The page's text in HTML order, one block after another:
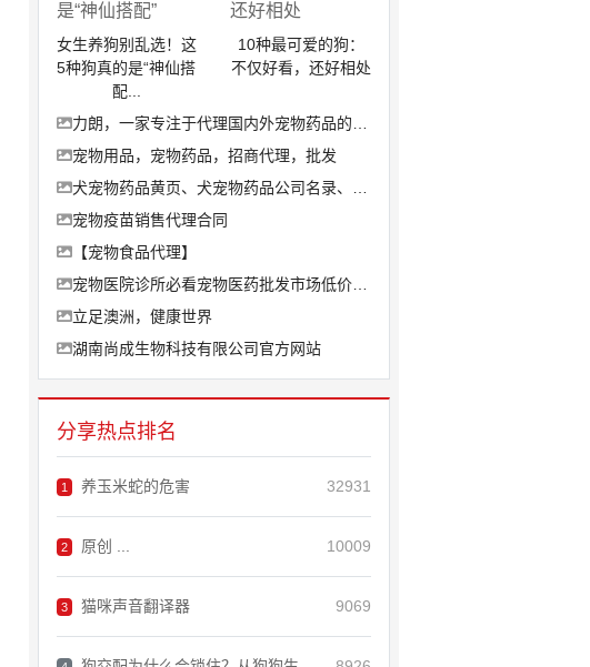
女生养狗别乱选！这
5种狗真的是“神仙搭
配...
10种最可爱的狗：
不仅好看，还好相处
力朗，一家专注于代理国内外宠物药品的宠物...
宠物用品，宠物药品，招商代理，批发
犬宠物药品黄页、犬宠物药品公司名录、犬宠...
宠物疫苗销售代理合同
【宠物食品代理】
宠物医院诊所必看宠物医药批发市场低价源头...
立足澳洲，健康世界
湖南尚成生物科技有限公司官方网站
分享热点排名
1 养玉米蛇的危害 32931
2 原创 ... 10009
3 猫咪声音翻译器 9069